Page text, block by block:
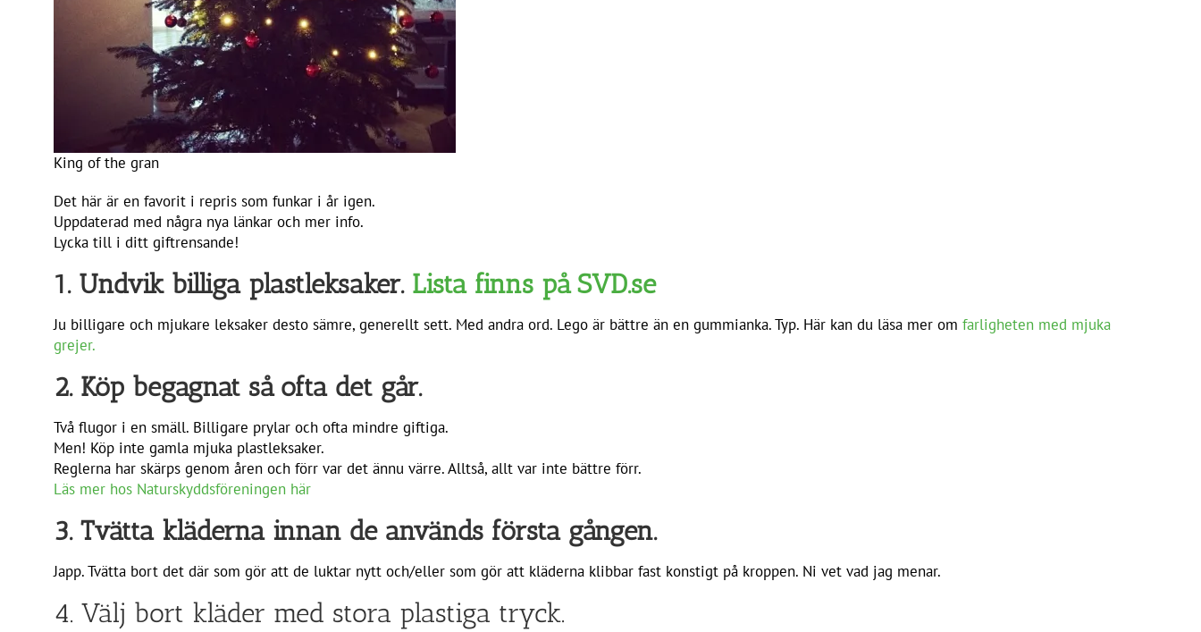
King of the gran
Det här är en favorit i repris som funkar i år igen.
Uppdaterad med några nya länkar och mer info.
Lycka till i ditt giftrensande!
1. Undvik billiga plastleksaker. Lista finns på SVD.se
Ju billigare och mjukare leksaker desto sämre, generellt sett. Med andra ord. Lego är bättre än en gummianka. Typ. Här kan du läsa mer om farligheten med mjuka
grejer.
2. Köp begagnat så ofta det går.
Två flugor i en smäll. Billigare prylar och ofta mindre giftiga.
Men! Köp inte gamla mjuka plastleksaker.
Reglerna har skärps genom åren och förr var det ännu värre. Alltså, allt var inte bättre förr.
Läs mer hos Naturskyddsföreningen här
3. Tvätta kläderna innan de används första gången.
Japp. Tvätta bort det där som gör att de luktar nytt och/eller som gör att kläderna klibbar fast konstigt på kroppen. Ni vet vad jag menar.
4. Välj bort kläder med stora plastiga tryck.